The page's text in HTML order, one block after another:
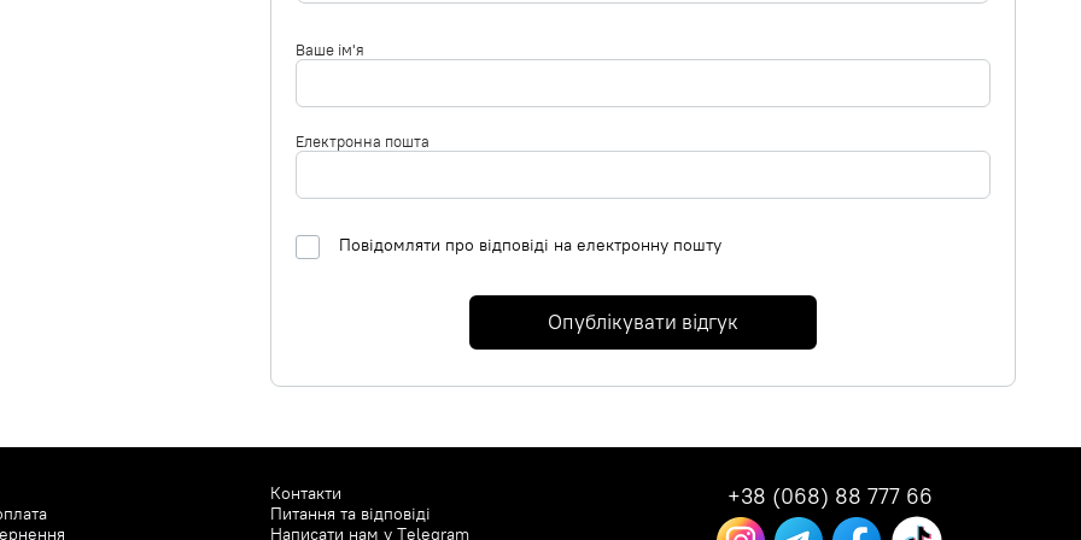
Ваше ім'я
Електронна пошта
Повідомляти про відповіді на електронну пошту
Опублікувати відгук
Контакти
Питання та відповіді
Написати нам у Telegram
+38 (068) 88 777 66